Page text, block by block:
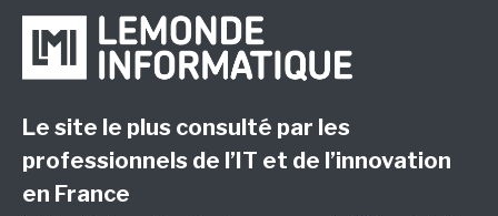
Le site le plus consulté par les
professionnels de l’IT et de l’innovation
en France